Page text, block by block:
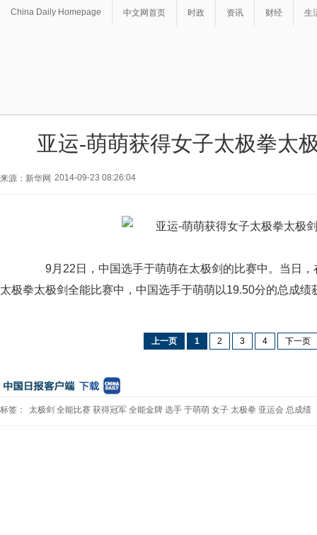
China Daily Homepage 中文网首页 时政 资讯 财经 生
亚运-萌萌获得女子太极拳太
来源：新华网 2014-09-23 08:26:04
9月22日，中国选手于萌萌在太极剑的比赛中。当日，
太极拳太极剑全能比赛中，中国选手于萌萌以19.50分的总成绩
上一页 1 2 3 4 下一页
标签： 太极剑 全能比赛 获得冠军 全能金牌 选手 于萌萌 女子 太极拳 亚运会 总成绩